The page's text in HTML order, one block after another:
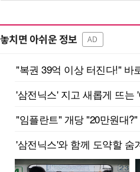
놓치면 아쉬운 정보 AD